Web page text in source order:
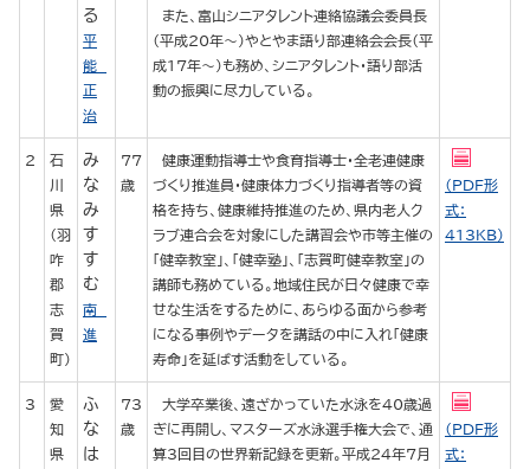
る
平
能
正
治
また、富山シニアタレント連絡協議会委員長
（平成20年～）やとやま語り部連絡会会長（平
成17年～）も務め、シニアタレント・語り部活
動の振興に尽力している。
2
石
川
県
（羽
咋
郡
志
賀
町）
み
な
み
す
す
む
南
進
77
歳
健康運動指導士や食育指導士・全老連健康
づくり推進員・健康体力づくり指導者等の資
格を持ち、健康維持推進のため、県内老人ク
ラブ連合会を対象にした講習会や市等主催の
「健幸教室」、「健幸塾」、「志賀町健幸教室」の
講師も務めている。地域住民が日々健康で幸
せな生活をするために、あらゆる面から参考
になる事例やデータを講話の中に入れ「健康
寿命」を延ばす活動をしている。
（PDF形
式：
413KB）
3
愛
知
県
ふ
な
は
73
歳
大学卒業後、遠ざかっていた水泳を40歳過
ぎに再開し、マスターズ水泳選手権大会で、通
算3回目の世界新記録を更新。平成24年7月
（PDF形
式：